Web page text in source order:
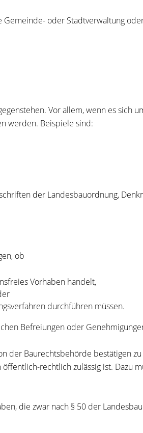
oder Stadtverwaltung
Vor allem, wenn es sich
werden. Beispiele sind:
der Landesbauordnung,
ob
Vorhaben handelt,
durchführen müssen.
Befreiungen oder
der Baurechtsbehörde bestätigen
rechtlich zulässig ist. Dazu
die zwar nach § 50 der